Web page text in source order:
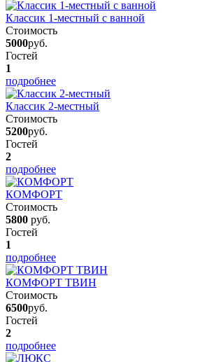
Классик 1-местный с ванной
Стоимость
5000руб.
Гостей
1
подробнее
Классик 2-местный
Стоимость
5200руб.
Гостей
2
подробнее
КОМФОРТ
Стоимость
5800 руб.
Гостей
1
подробнее
КОМФОРТ ТВИН
Стоимость
6500руб.
Гостей
2
подробнее